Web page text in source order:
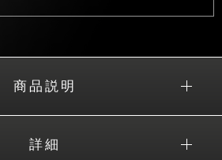
商品説明
詳細